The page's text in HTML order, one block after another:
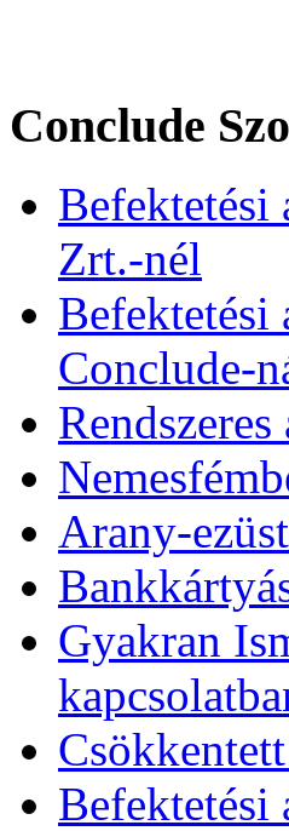
Conclude
Befektetési
Zrt.-nél
Befektetési
Conclude-
Arany-
Gyakran
Befektetési